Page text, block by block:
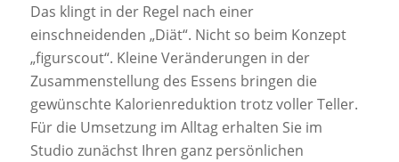
Das klingt in der Regel nach einer
einschneidenden „Diät“. Nicht so beim Konzept
„figurscout“. Kleine Veränderungen in der
Zusammenstellung des Essens bringen die
gewünschte Kalorienreduktion trotz voller Teller.
Für die Umsetzung im Alltag erhalten Sie im
Studio zunächst Ihren ganz persönlichen